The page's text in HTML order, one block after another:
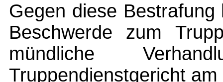
Gegen diese
Beschwerde zum
mündliche
Truppendienstgericht